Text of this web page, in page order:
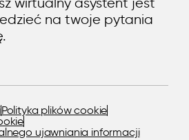
na twoje pytania
Polityka plików cookie
ujawniania informacji